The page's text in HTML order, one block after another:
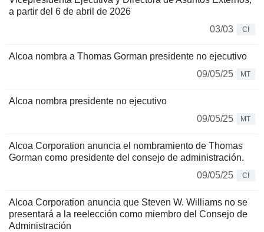
a partir del 6 de abril de 2026
03/03
CI
Alcoa nombra a Thomas Gorman presidente no ejecutivo
09/05/25
MT
Alcoa nombra presidente no ejecutivo
09/05/25
MT
Alcoa Corporation anuncia el nombramiento de Thomas
Gorman como presidente del consejo de administración.
09/05/25
CI
Alcoa Corporation anuncia que Steven W. Williams no se
presentará a la reelección como miembro del Consejo de
Administración